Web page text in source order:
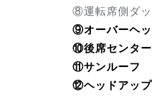
⑧運転席側ダ
⑨オーバーヘ
⑩後席センタ
⑪サンルーフ
⑫ヘッドアッ